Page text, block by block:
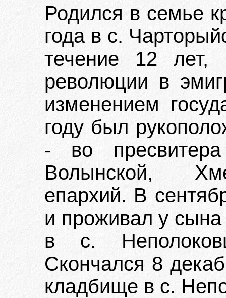
Родился в семье
года в с.
течение 12
революции в
изменением
году был
- во
Волынской,
епархий. В
и проживал у сына
в с.
Скончался 8
кладбище в с.